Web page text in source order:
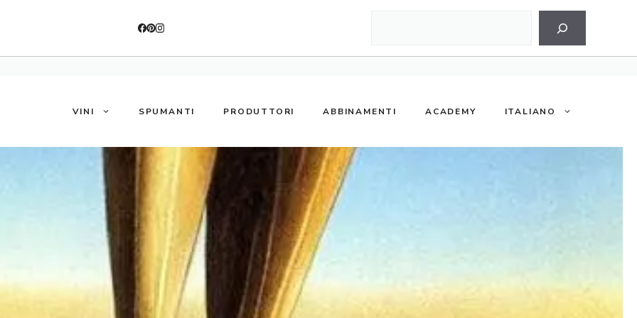
VINI SPUMANTI PRODUTTORI ABBINAMENTI ACADEMY ITALIANO